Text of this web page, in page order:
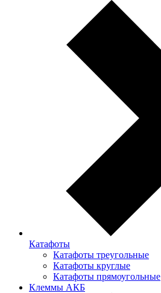
Катафоты
Катафоты треугольные
Катафоты круглые
Катафоты прямоугольные
Клеммы АКБ